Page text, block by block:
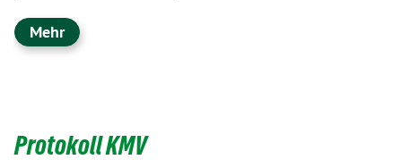
Mehr
Protokoll KMV